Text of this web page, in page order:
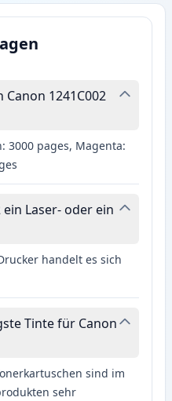
1241C002
3000 pages, Magenta:
ein Laser- oder ein
handelt es sich
Tinte für Canon
sind im
sehr